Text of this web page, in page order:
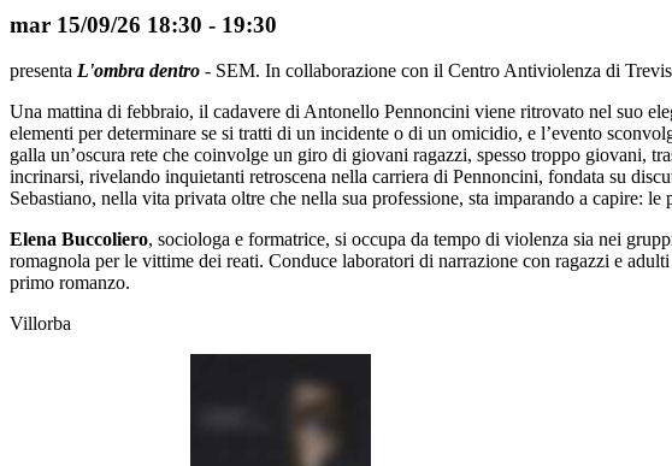
mar 15/09/26 18:30 - 19:30
presenta L'ombra dentro - SEM. In collaborazione con il Centro Antiviolenza di
Una mattina di febbraio, il cadavere di Antonello Pennoncini viene ritrovato nel suo
elementi per determinare se si tratti di un incidente o di un omicidio, e l’evento
galla un’oscura rete che coinvolge un giro di giovani ragazzi, spesso troppo giovani,
incrinarsi, rivelando inquietanti retroscena nella carriera di Pennoncini, fondata su
Sebastiano, nella vita privata oltre che nella sua professione, sta imparando a capire:
Elena Buccoliero, sociologa e formatrice, si occupa da tempo di violenza sia nei
romagnola per le vittime dei reati. Conduce laboratori di narrazione con ragazzi e
primo romanzo.
Villorba